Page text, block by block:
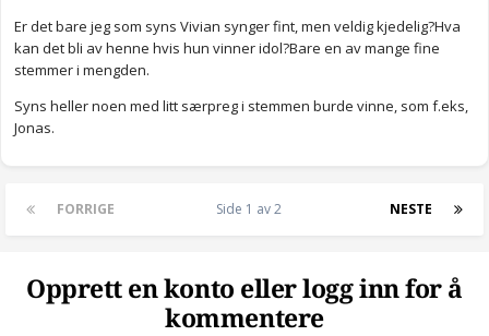
Er det bare jeg som syns Vivian synger fint, men veldig kjedelig?Hva
kan det bli av henne hvis hun vinner idol?Bare en av mange fine
stemmer i mengden.
Syns heller noen med litt særpreg i stemmen burde vinne, som f.eks,
Jonas.
FORRIGE NESTE
Side 1 av 2
Opprett en konto eller logg inn for å
kommentere